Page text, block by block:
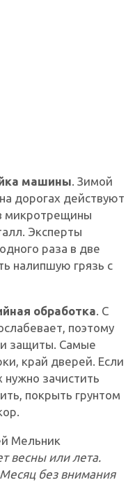
машины. Зимой
дорогах действуют
микротрещины
Эксперты
раза в две
налипшую грязь с
обработка. С
поэтому
защиты. Самые
край дверей. Если
нужно зачистить
покрыть грунтом
Мельник
весны или лета.
без внимания